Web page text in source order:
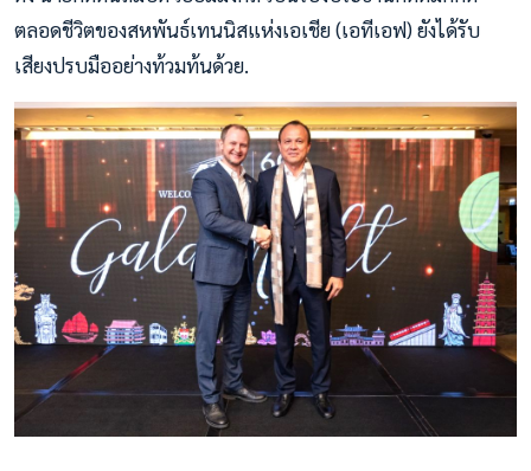
ตลอดชีวิตของสหพันธ์เทนนิสแห่งเอเชีย (เอทีเอฟ) ยังได้รับ
เสียงปรบมืออย่างท้วมท้นด้วย.